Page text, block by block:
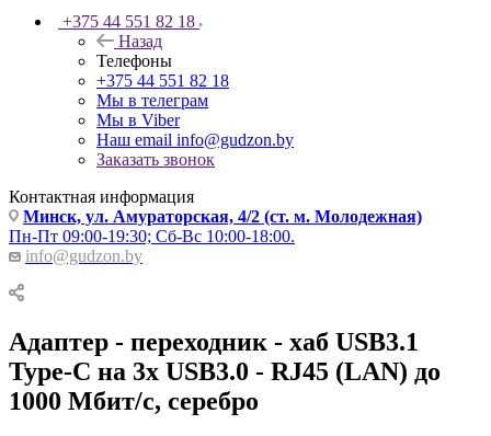
+375 44 551 82 18
Назад
Телефоны
+375 44 551 82 18
Мы в телеграм
Мы в Viber
Наш email info@gudzon.by
Заказать звонок
Контактная информация
Минск, ул. Амураторская, 4/2 (ст. м. Молодежная)
Пн-Пт 09:00-19:30; Сб-Вс 10:00-18:00.
info@gudzon.by
Адаптер - переходник - хаб USB3.1
Type-C на 3x USB3.0 - RJ45 (LAN) до
1000 Мбит/с, серебро